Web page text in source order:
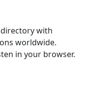
with
worldwide.
in your browser.